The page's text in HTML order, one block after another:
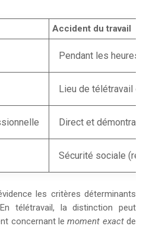
Accident du travail
Pendant les heures
Lieu de télétravail
Direct et
Sécurité sociale
les critères déterminants
télétravail, la distinction peut
concernant lemoment exact de